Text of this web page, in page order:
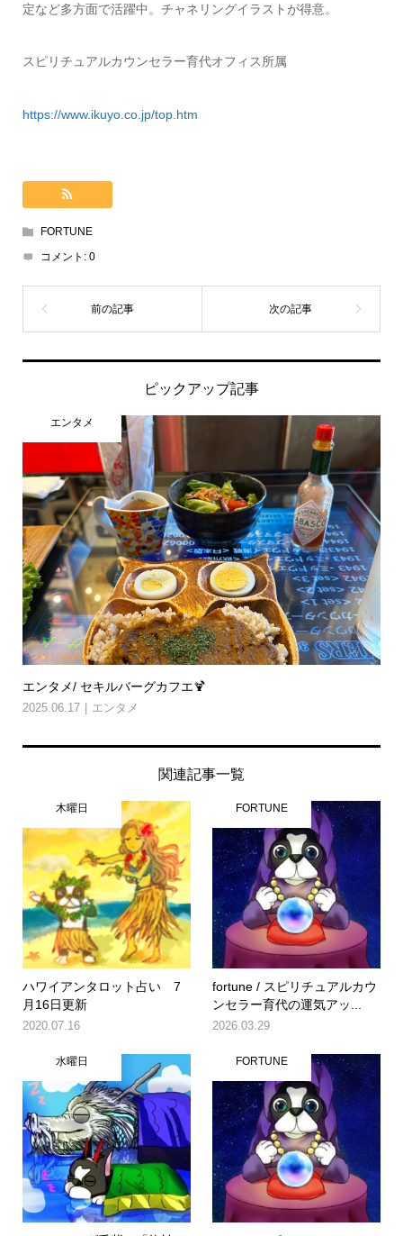
定など多方面で活躍中。チャネリングイラストが得意。
スピリチュアルカウンセラー育代オフィス所属
https://www.ikuyo.co.jp/top.htm
FORTUNE
コメント: 0
ピックアップ記事
エンタメ
エンタメ/ セキルバーグカフエ🍹
2025.06.17 エンタメ
関連記事一覧
木曜日
ハワイアンタロット占い 7
月16日更新
2020.07.16
FORTUNE
fortune / スピリチュアルカウ
ンセラー育代の運気アッ...
2026.03.29
水曜日 FORTUNE